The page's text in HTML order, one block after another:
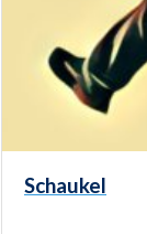
Schaukel